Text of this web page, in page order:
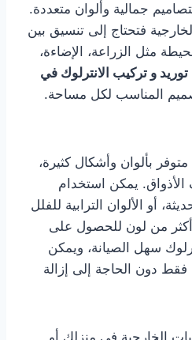
جمالية وألوان متعددة.
فتحتاج إلى تنسيق بين
مثل الزراعة، الإضاءة،
توريد و تركيب الانترلوك في
المناسب لكل مساحة.
بألوان وأشكال كثيرة،
الأذواق. يمكن استخدام
أو الألوان الترابية للفلل
أكثر من لون للحصول على
سهل الصيانة، ويمكن
فقط دون الحاجة إلى إزالة